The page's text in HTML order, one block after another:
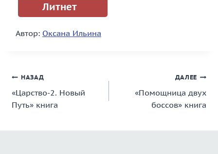
Литнет
Автор: Оксана Ильина
Навигация
по
записям
НАЗАД
«Царство-2. Новый
Путь» книга
ДАЛЕЕ
«Помощница двух
боссов» книга